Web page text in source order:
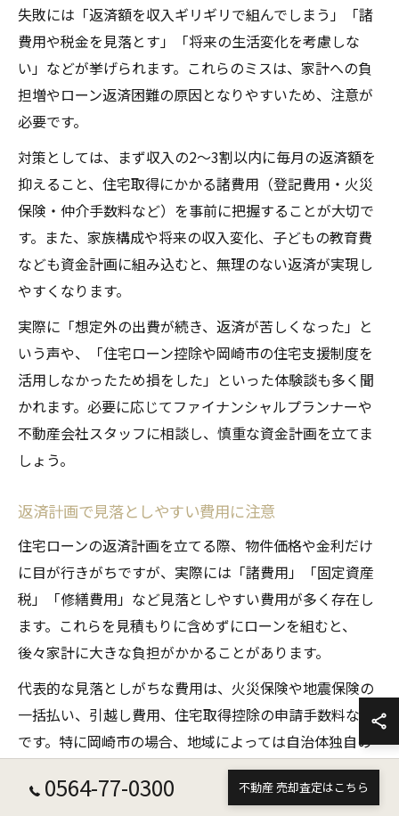
失敗には「返済額を収入ギリギリで組んでしまう」「諸
費用や税金を見落とす」「将来の生活変化を考慮しな
い」などが挙げられます。これらのミスは、家計への負
担増やローン返済困難の原因となりやすいため、注意が
必要です。
対策としては、まず収入の2〜3割以内に毎月の返済額を
抑えること、住宅取得にかかる諸費用（登記費用・火災
保険・仲介手数料など）を事前に把握することが大切で
す。また、家族構成や将来の収入変化、子どもの教育費
なども資金計画に組み込むと、無理のない返済が実現し
やすくなります。
実際に「想定外の出費が続き、返済が苦しくなった」と
いう声や、「住宅ローン控除や岡崎市の住宅支援制度を
活用しなかったため損をした」といった体験談も多く聞
かれます。必要に応じてファイナンシャルプランナーや
不動産会社スタッフに相談し、慎重な資金計画を立てま
しょう。
返済計画で見落としやすい費用に注意
住宅ローンの返済計画を立てる際、物件価格や金利だけ
に目が行きがちですが、実際には「諸費用」「固定資産
税」「修繕費用」など見落としやすい費用が多く存在し
ます。これらを見積もりに含めずにローンを組むと、
後々家計に大きな負担がかかることがあります。
代表的な見落としがちな費用は、火災保険や地震保険の
一括払い、引越し費用、住宅取得控除の申請手数料など
です。特に岡崎市の場合、地域によっては自治体独自の
補助金や助成金が活用できることもあるため、事前に調
べておくと良いでしょう。
0564-77-0300 不動産 売却査定はこちら